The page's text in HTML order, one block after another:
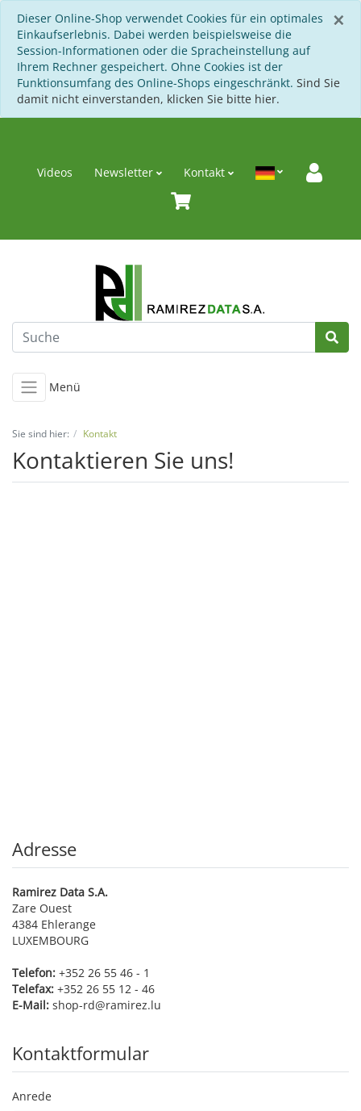
×
Dieser Online-Shop verwendet Cookies für ein optimales
Einkaufserlebnis. Dabei werden beispielsweise die
Session-Informationen oder die Spracheinstellung auf
Ihrem Rechner gespeichert. Ohne Cookies ist der
Funktionsumfang des Online-Shops eingeschränkt. Sind Sie
damit nicht einverstanden, klicken Sie bitte hier.
Videos Newsletter Kontakt
Menü
Sie sind hier: Kontakt
Kontaktieren Sie uns!
Adresse
Ramirez Data S.A.
Zare Ouest
4384 Ehlerange
LUXEMBOURG
Telefon: +352 26 55 46 - 1
Telefax: +352 26 55 12 - 46
E-Mail: shop-rd@ramirez.lu
Kontaktformular
Anrede